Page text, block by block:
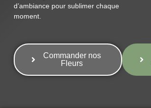
d’ambiance pour sublimer chaque
moment.
Commander nos
Fleurs